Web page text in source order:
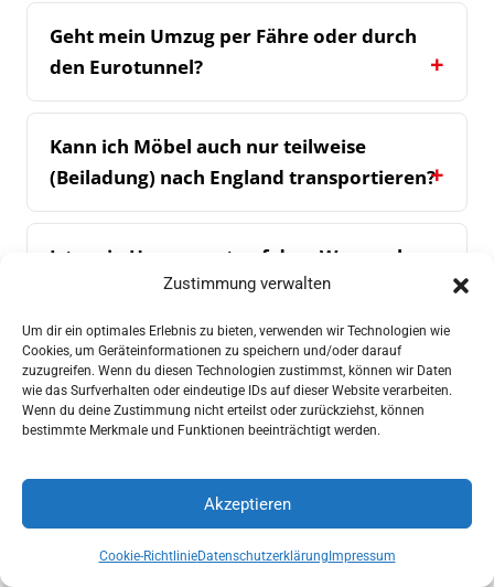
Zustimmung verwalten
Um dir ein optimales Erlebnis zu bieten, verwenden wir Technologien wie
Cookies, um Geräteinformationen zu speichern und/oder darauf
zuzugreifen. Wenn du diesen Technologien zustimmst, können wir Daten
wie das Surfverhalten oder eindeutige IDs auf dieser Website verarbeiten.
Wenn du deine Zustimmung nicht erteilst oder zurückziehst, können
bestimmte Merkmale und Funktionen beeinträchtigt werden.
Akzeptieren
Cookie-RichtlinieDatenschutzerklärung Impressum
Geht mein Umzug per Fähre oder durch
den Eurotunnel?
Kann ich Möbel auch nur teilweise
(Beiladung) nach England transportieren?
Ist mein Umzugsgut auf dem Weg nach
England versichert?
Brauche ich ein Visum oder einen
Aufenthaltstitel für England?
In welche Städte in England ziehen Sie um?
Woran erkenne ich ein seriösesAnrufen